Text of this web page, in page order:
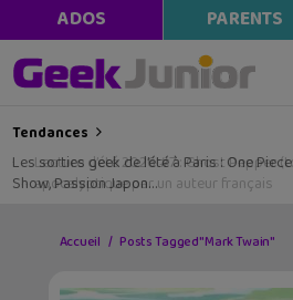
ADOS PARENTS
Tendances
Les sorties geek de l’été à Paris : One
Show, Passion Japon…
Accueil Posts Tagged "Mark Twain"